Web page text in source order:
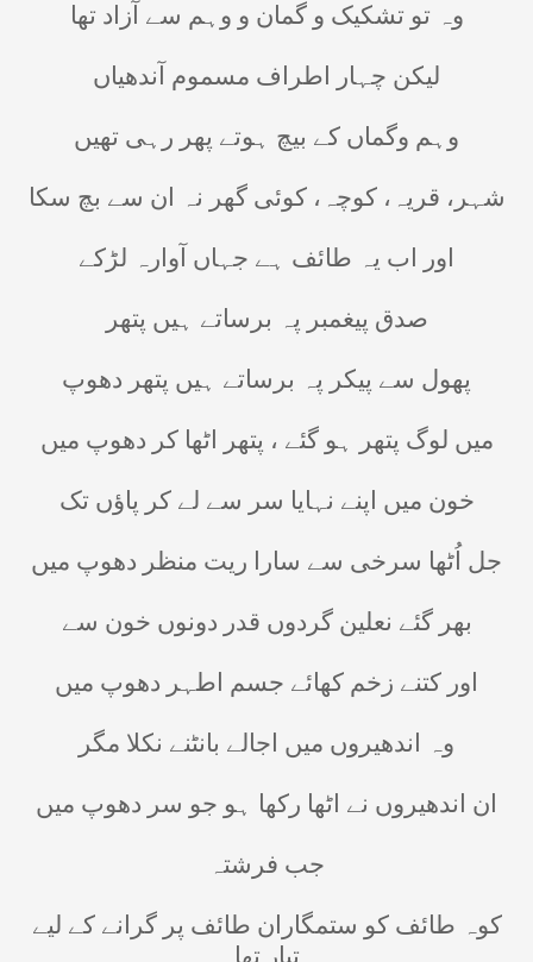
وہ تو تشکیک و گمان و وہم سے آزاد تھا
لیکن چہار اطراف مسموم آندھیاں
وہم وگماں کے بیچ ہوتے پھر رہی تھیں
شہر، قریہ، کوچہ، کوئی گھر نہ ان سے بچ سکا
اور اب یہ طائف ہے جہاں آوارہ لڑکے
صدق پیغمبر پہ برساتے ہیں پتھر
پھول سے پیکر پہ برساتے ہیں پتھر دھوپ
میں لوگ پتھر ہو گئے ، پتھر اٹھا کر دھوپ میں
خون میں اپنے نہایا سر سے لے کر پاؤں تک
جل اُٹھا سرخی سے سارا ریت منظر دھوپ میں
بھر گئے نعلین گردوں قدر دونوں خون سے
اور کتنے زخم کھائے جسم اطہر دھوپ میں
وہ اندھیروں میں اجالے بانٹنے نکلا مگر
ان اندھیروں نے اٹھا رکھا ہو جو سر دھوپ میں
جب فرشتہ
کوہ طائف کو ستمگاران طائف پر گرانے کے لیے
تیار تھا